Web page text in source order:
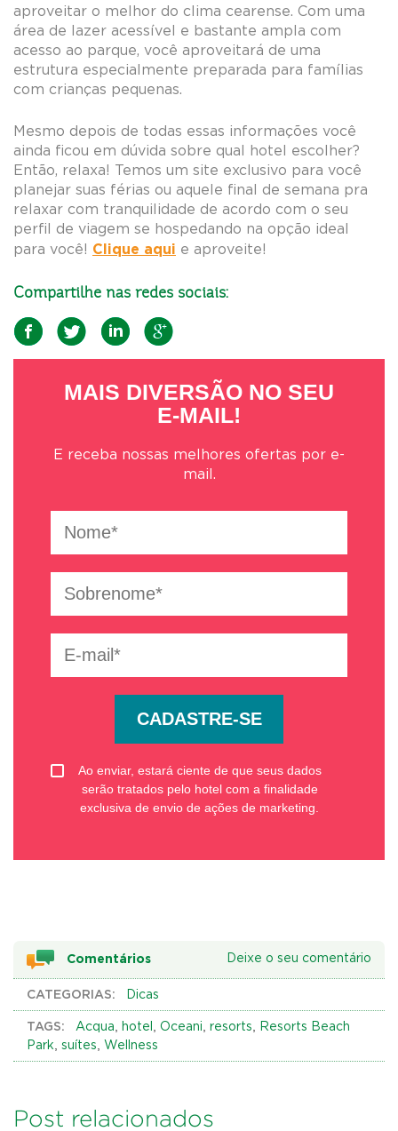
aproveitar o melhor do clima cearense. Com uma
área de lazer acessível e bastante ampla com
acesso ao parque, você aproveitará de uma
estrutura especialmente preparada para famílias
com crianças pequenas.
Mesmo depois de todas essas informações você
ainda ficou em dúvida sobre qual hotel escolher?
Então, relaxa! Temos um site exclusivo para você
planejar suas férias ou aquele final de semana pra
relaxar com tranquilidade de acordo com o seu
perfil de viagem se hospedando na opção ideal
para você! Clique aqui e aproveite!
Compartilhe nas redes sociais:
MAIS DIVERSÃO NO SEU
E-MAIL!
E receba nossas melhores ofertas por e-
mail.
CADASTRE-SE
Ao enviar, estará ciente de que seus dados
serão tratados pelo hotel com a finalidade
exclusiva de envio de ações de marketing.
Comentários Deixe o seu comentário
CATEGORIAS: Dicas
TAGS: Acqua, hotel , Oceani, resorts, Resorts Beach
Park, suítes, Wellness
Post relacionados